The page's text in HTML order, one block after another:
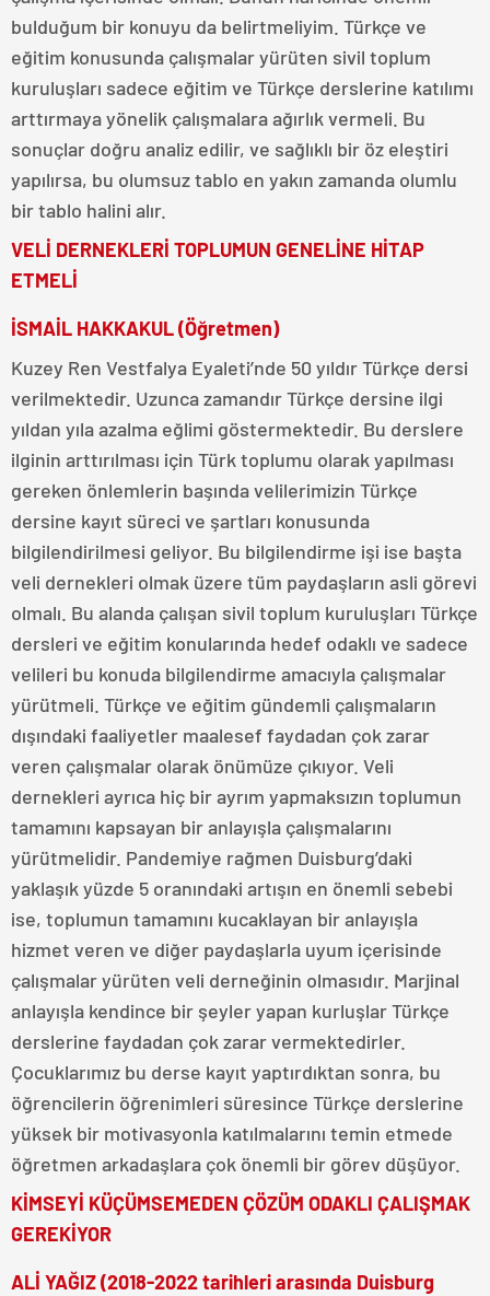
bulduğum bir konuyu da belirtmeliyim. Türkçe ve
eğitim konusunda çalışmalar yürüten sivil toplum
kuruluşları sadece eğitim ve Türkçe derslerine katılımı
arttırmaya yönelik çalışmalara ağırlık vermeli. Bu
sonuçlar doğru analiz edilir, ve sağlıklı bir öz eleştiri
yapılırsa, bu olumsuz tablo en yakın zamanda olumlu
bir tablo halini alır.
VELİ DERNEKLERİ TOPLUMUN GENELİNE HİTAP
ETMELİ
İSMAİL HAKKAKUL (Öğretmen)
Kuzey Ren Vestfalya Eyaleti’nde 50 yıldır Türkçe dersi
verilmektedir. Uzunca zamandır Türkçe dersine ilgi
yıldan yıla azalma eğlimi göstermektedir. Bu derslere
ilginin arttırılması için Türk toplumu olarak yapılması
gereken önlemlerin başında velilerimizin Türkçe
dersine kayıt süreci ve şartları konusunda
bilgilendirilmesi geliyor. Bu bilgilendirme işi ise başta
veli dernekleri olmak üzere tüm paydaşların asli görevi
olmalı. Bu alanda çalışan sivil toplum kuruluşları Türkçe
dersleri ve eğitim konularında hedef odaklı ve sadece
velileri bu konuda bilgilendirme amacıyla çalışmalar
yürütmeli. Türkçe ve eğitim gündemli çalışmaların
dışındaki faaliyetler maalesef faydadan çok zarar
veren çalışmalar olarak önümüze çıkıyor. Veli
dernekleri ayrıca hiç bir ayrım yapmaksızın toplumun
tamamını kapsayan bir anlayışla çalışmalarını
yürütmelidir. Pandemiye rağmen Duisburg’daki
yaklaşık yüzde 5 oranındaki artışın en önemli sebebi
ise, toplumun tamamını kucaklayan bir anlayışla
hizmet veren ve diğer paydaşlarla uyum içerisinde
çalışmalar yürüten veli derneğinin olmasıdır. Marjinal
anlayışla kendince bir şeyler yapan kurluşlar Türkçe
derslerine faydadan çok zarar vermektedirler.
Çocuklarımız bu derse kayıt yaptırdıktan sonra, bu
öğrencilerin öğrenimleri süresince Türkçe derslerine
yüksek bir motivasyonla katılmalarını temin etmede
öğretmen arkadaşlara çok önemli bir görev düşüyor.
KİMSEYİ KÜÇÜMSEMEDEN ÇÖZÜM ODAKLI ÇALIŞMAK
GEREKİYOR
ALİ YAĞIZ (2018-2022 tarihleri arasında Duisburg